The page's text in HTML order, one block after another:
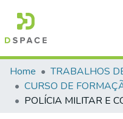
Communities & Collections
All of DSpace
Home